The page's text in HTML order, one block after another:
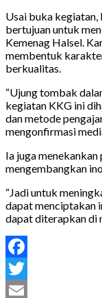
Usai buka
bertujuan untuk
Kemenag Halsel.
membentuk
berkualitas.
“Ujung tombak
kegiatan KKG ini
dan metode
mengonfirmasi
Ia juga
mengembangkan
“Jadi untuk
dapat menciptakan
dapat diterapkan di
Facebook
Twitter